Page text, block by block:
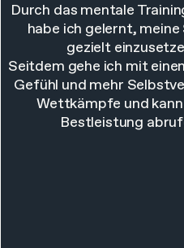
Durch das mentale
habe ich gelernt,
gezielt
Seitdem gehe ich mit
Gefühl und mehr
Wettkämpfe und
Bestleistung